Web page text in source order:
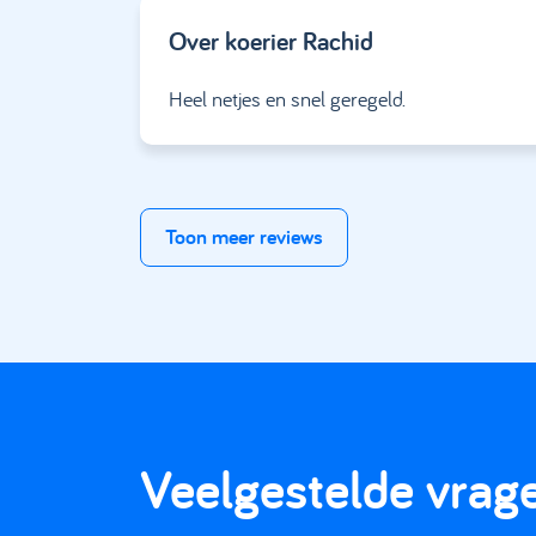
Over koerier Rachid
Heel netjes en snel geregeld.
Toon meer reviews
Veelgestelde